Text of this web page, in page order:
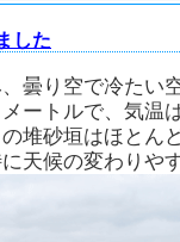
した
曇り空で冷たい
ートルで、気温
堆砂垣はほとん
天候の変わりや